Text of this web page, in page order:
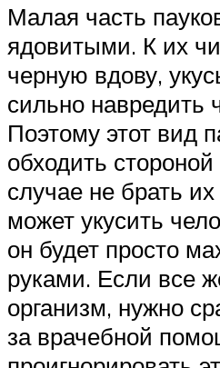
Малая часть
ядовитыми. К их
черную вдову,
сильно навредить
Поэтому этот вид
обходить
случае не брать
может укусить
он будет просто
руками. Если все
организм, нужно
за врачебной